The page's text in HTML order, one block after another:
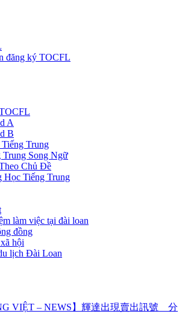
đăng ký TOCFL
A
B
Trung
Trung Song Ngữ
Chủ Đề
Học Tiếng Trung
làm việc tại đài loan
đồng
hội
lịch Đài Loan
VIỆT – NEWS】輝達出現賣出訊號 分